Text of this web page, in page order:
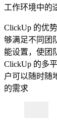
工作环境中的
ClickUp 的优
够满足不同团
能设置，使团
ClickUp 的多
户可以随时随
的需求